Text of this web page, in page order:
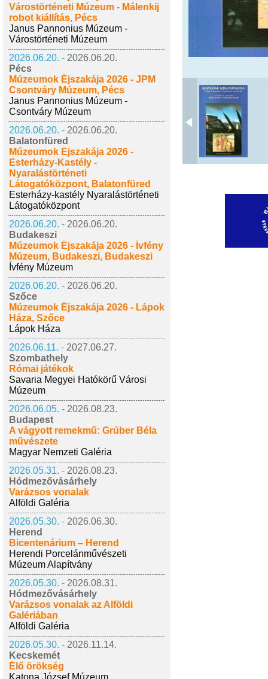
Várostörténeti Múzeum - Málenkij
robot kiállítás, Pécs
Janus Pannonius Múzeum -
Várostörténeti Múzeum
2026.06.20. - 2026.06.20.
Pécs
Múzeumok Éjszakája 2026 - JPM
Csontváry Múzeum, Pécs
Janus Pannonius Múzeum -
Csontváry Múzeum
2026.06.20. - 2026.06.20.
Balatonfüred
Múzeumok Éjszakája 2026 -
Esterházy-Kastély -
Nyaralástörténeti
Látogatóközpont, Balatonfüred
Esterházy-kastély Nyaralástörténeti
Látogatóközpont
2026.06.20. - 2026.06.20.
Budakeszi
Múzeumok Éjszakája 2026 - Ívfény
Múzeum, Budakeszi, Budakeszi
Ívfény Múzeum
2026.06.20. - 2026.06.20.
Szőce
Múzeumok Éjszakája 2026 - Lápok
Háza, Szőce
Lápok Háza
2026.06.11. - 2027.06.27.
Szombathely
Római játékok
Savaria Megyei Hatókörű Városi
Múzeum
2026.06.05. - 2026.08.23.
Budapest
A vágyott remekmű: Grúber Béla
művészete
Magyar Nemzeti Galéria
2026.05.31. - 2026.08.23.
Hódmezővásárhely
Varázsos vonalak
Alföldi Galéria
2026.05.30. - 2026.06.30.
Herend
Bicentenárium – Herend
Herendi Porcelánművészeti
Múzeum Alapítvány
2026.05.30. - 2026.08.31.
Hódmezővásárhely
Varázsos vonalak az Alföldi
Galériában
Alföldi Galéria
2026.05.30. - 2026.11.14.
Kecskemét
Élő örökség
Katona József Múzeum